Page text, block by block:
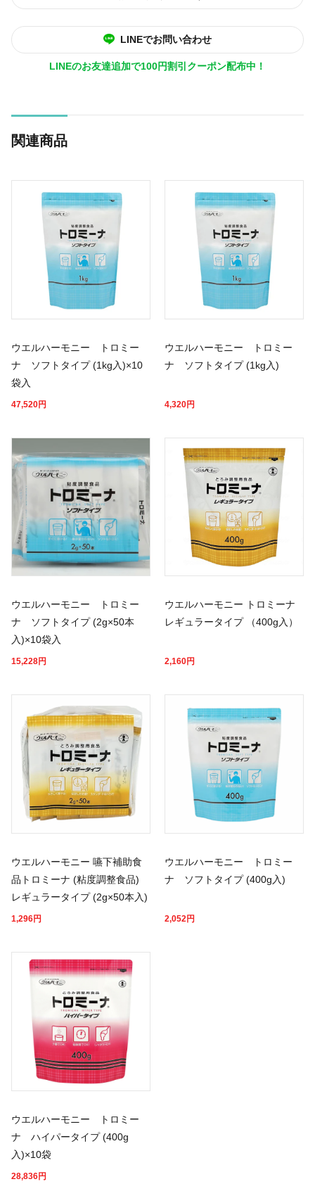
LINEでお問い合わせ
LINEのお友達追加で100円割引クーポン配布中！
関連商品
ウエルハーモニー トロミー
ナ ソフトタイプ (1kg入)×10
袋入
47,520円
ウエルハーモニー トロミー
ナ ソフトタイプ (1kg入)
4,320円
ウエルハーモニー トロミー
ナ ソフトタイプ (2g×50本
入)×10袋入
15,228円
ウエルハーモニー トロミーナ
レギュラータイプ （400g入）
2,160円
ウエルハーモニー 嚥下補助食
品トロミーナ (粘度調整食品)
レギュラータイプ (2g×50本入)
1,296円
ウエルハーモニー トロミー
ナ ソフトタイプ (400g入)
2,052円
ウエルハーモニー トロミー
ナ ハイパータイプ (400g
入)×10袋
28,836円